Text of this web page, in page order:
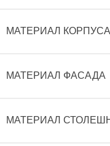
МАТЕРИАЛ КОРПУСА
МАТЕРИАЛ ФАСАДА
МАТЕРИАЛ